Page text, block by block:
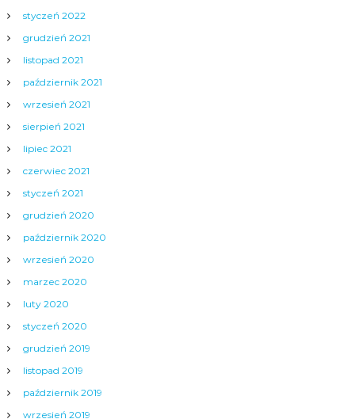
styczeń 2022
grudzień 2021
listopad 2021
październik 2021
wrzesień 2021
sierpień 2021
lipiec 2021
czerwiec 2021
styczeń 2021
grudzień 2020
październik 2020
wrzesień 2020
marzec 2020
luty 2020
styczeń 2020
grudzień 2019
listopad 2019
październik 2019
wrzesień 2019